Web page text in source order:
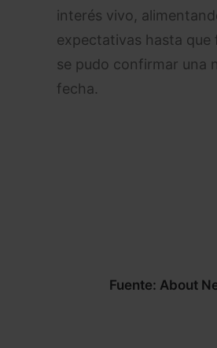
interés vivo,
expectativas hasta que
se pudo confirmar una
fecha.
Fuente: About